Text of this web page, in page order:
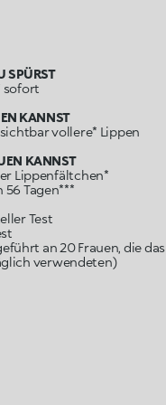
SPÜRST
sofort
KANNST
vollere* Lippen
KANNST
Lippenfältchen*
56 Tagen***
Test
an 20 Frauen, die das
verwendeten)